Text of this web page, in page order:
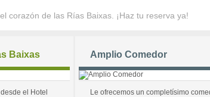
corazón de las Rías Baixas. ¡Haz tu reserva ya!
Baixas
el Hotel
Amplio Comedor
Le ofrecemos un completísimo